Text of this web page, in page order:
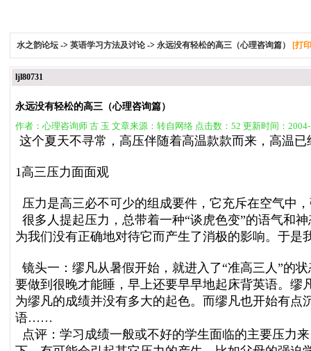
水之韵论坛-> 英语学习方法及讨论-> 永远没有轻松的高三（心理咨询篇） [打
ljl80731
永远没有轻松的高三（心理咨询篇）
作者：心理咨询师 古 玉 文章来源：转自网络 点击数：52 更新时间：
这个夏天不寻常，高压伴随着高温款款而来，高温
1高三压力面面观
压力是高三必不可少的组成要件，它充斥在空气中
很多人提起压力，总带着一种“谈虎色变”的语气和
为我们没有正确地对待它而产生了消极的影响。于是
镜头一：缪凡从暑假开始，就进入了“准高三人”的
要做到很晚才能睡，早上还要早早地起床背英语。
为缪凡的成绩并没有多大的起色。而缪凡也开始有
语……
点评：学习成绩一般或不好的学生面临的主要压力